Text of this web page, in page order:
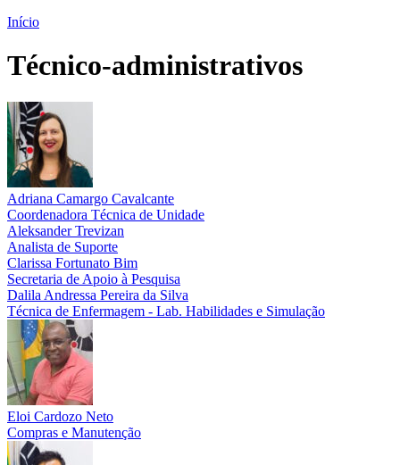
Início
Técnico-administrativos
Adriana Camargo Cavalcante
Coordenadora Técnica de Unidade
Aleksander Trevizan
Analista de Suporte
Clarissa Fortunato Bim
Secretaria de Apoio à Pesquisa
Dalila Andressa Pereira da Silva
Técnica de Enfermagem - Lab. Habilidades e Simulação
Eloi Cardozo Neto
Compras e Manutenção